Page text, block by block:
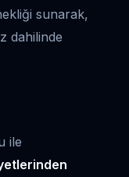
sunarak,
dahilinde
ile